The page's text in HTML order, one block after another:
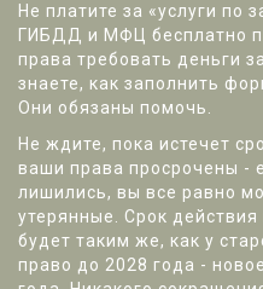
Не платите за «услуги по
ГИБДД и МФЦ бесплатно
права требовать деньги
знаете, как заполнить
Они обязаны помочь.
Не ждите, пока истечет
ваши права просрочены -
лишились, вы все равно
утерянные. Срок
будет таким же, как у
право до 2028 года -